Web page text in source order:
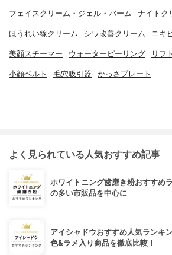
フェイスクリーム・ジェル・バーム ナイトク
ほうれい線クリーム シワ改善クリーム ニキ
美顔スチーマー ウォーターピーリング リフ
小顔ベルト 毛穴吸引器 かっさプレート
よく見られている人気おすすめ記事
ホワイトニング歯磨き粉おすすめ
の多い市販品を中心に
アイシャドウおすすめ人気ランキ
色&ラメ入り商品を徹底比較！